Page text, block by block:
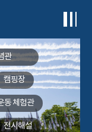
관
캠핑장
동 체험관
전시해설